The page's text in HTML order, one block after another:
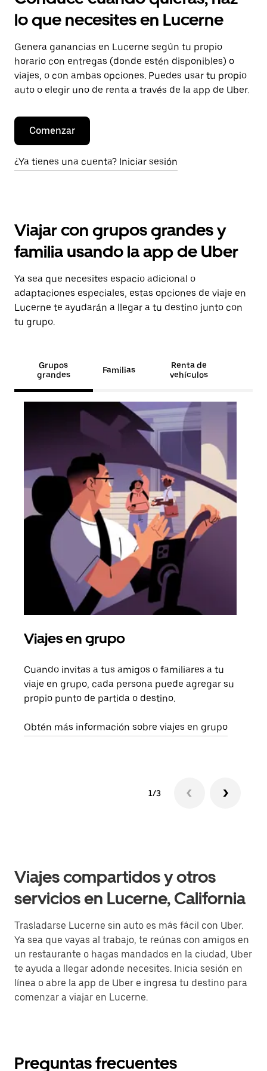
lo que necesites en Lucerne
Genera ganancias en Lucerne según tu propio
horario con entregas (donde estén disponibles) o
viajes, o con ambas opciones. Puedes usar tu propio
auto o elegir uno de renta a través de la app de Uber.
Comenzar
¿Ya tienes una cuenta? Iniciar sesión
Viajar con grupos grandes y
familia usando la app de Uber
Ya sea que necesites espacio adicional o
adaptaciones especiales, estas opciones de viaje en
Lucerne te ayudarán a llegar a tu destino junto con
tu grupo.
Grupos
grandes
Familias
Renta de
vehículos
Viajes en grupo
Cuando invitas a tus amigos o familiares a tu
viaje en grupo, cada persona puede agregar su
propio punto de partida o destino.
Obtén más información sobre viajes en grupo
1/3
Viajes compartidos y otros
servicios en Lucerne, California
Trasladarse Lucerne sin auto es más fácil con Uber.
Ya sea que vayas al trabajo, te reúnas con amigos en
un restaurante o hagas mandados en la ciudad, Uber
te ayuda a llegar adonde necesites. Inicia sesión en
línea o abre la app de Uber e ingresa tu destino para
comenzar a viajar en Lucerne.
Preguntas frecuentes